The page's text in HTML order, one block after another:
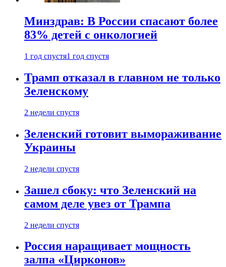
Минздрав: В России спасают более
83% детей с онкологией
1 год спустя1 год спустя
Трамп отказал в главном не только
Зеленскому
2 недели спустя
Зеленский готовит вымораживание
Украины
2 недели спустя
Зашел сбоку: что Зеленский на
самом деле увез от Трампа
2 недели спустя
Россия наращивает мощность
залпа «Цирконов»